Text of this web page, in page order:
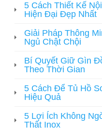
5 Cách Thiết Kế
Hiện Đại Đẹp Nhất
Giải Pháp Thông
Ngủ Chật Chội
Bí Quyết Giữ Gìn
Theo Thời Gian
5 Cách Để Tủ Hồ
Hiệu Quả
5 Lợi Ích Không
Thất Inox